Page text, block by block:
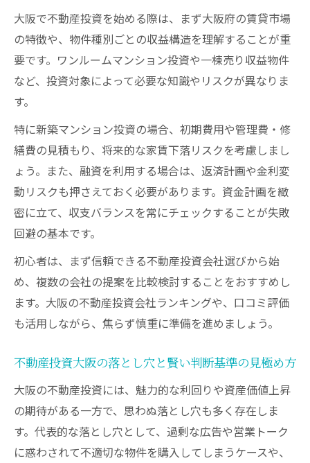
大阪で不動産投資を始める際は、まず大阪府の賃貸市場
の特徴や、物件種別ごとの収益構造を理解することが重
要です。ワンルームマンション投資や一棟売り収益物件
など、投資対象によって必要な知識やリスクが異なりま
す。
特に新築マンション投資の場合、初期費用や管理費・修
繕費の見積もり、将来的な家賃下落リスクを考慮しまし
ょう。また、融資を利用する場合は、返済計画や金利変
動リスクも押さえておく必要があります。資金計画を緻
密に立て、収支バランスを常にチェックすることが失敗
回避の基本です。
初心者は、まず信頼できる不動産投資会社選びから始
め、複数の会社の提案を比較検討することをおすすめし
ます。大阪の不動産投資会社ランキングや、口コミ評価
も活用しながら、焦らず慎重に準備を進めましょう。
不動産投資大阪の落とし穴と賢い判断基準の見極め方
大阪の不動産投資には、魅力的な利回りや資産価値上昇
の期待がある一方で、思わぬ落とし穴も多く存在しま
す。代表的な落とし穴として、過剰な広告や営業トーク
に惑わされて不適切な物件を購入してしまうケースや、